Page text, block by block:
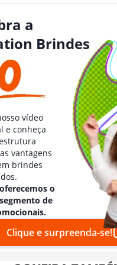
a
Brindes
vídeo
e conheça
vantagens
brindes
o
de
Clique e surpreenda-se!